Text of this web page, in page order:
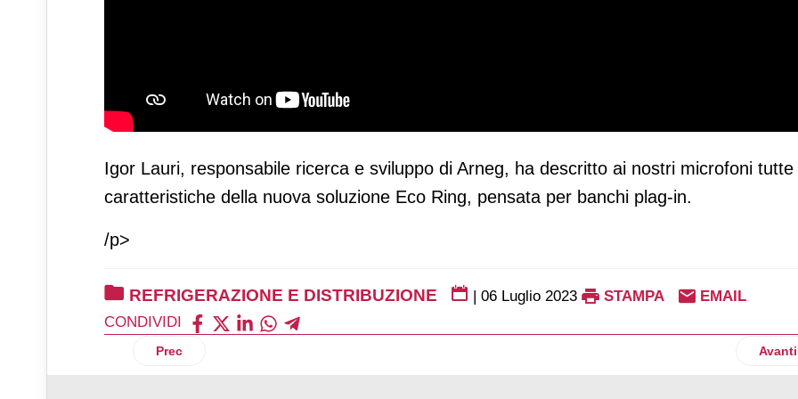
Igor Lauri, responsabile ricerca e sviluppo di Arneg, ha descritto ai nostri microfoni tutte
caratteristiche della nuova soluzione Eco Ring, pensata per banchi plag-in.
/p>
REFRIGERAZIONE E DISTRIBUZIONE | 06 Luglio 2023 STAMPA
EMAIL
CONDIVIDI
Articolo precedente: Mercato ittico in Italia, consumo di pesce in crescita: 29 chilogrammi pro-capite
Prec Avanti